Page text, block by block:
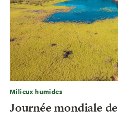
Milieux humides
Journée mondiale